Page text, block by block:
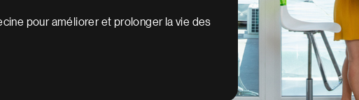
pour améliorer et prolonger la vie des